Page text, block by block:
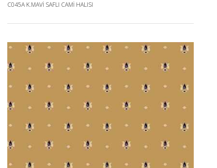
C045A K.MAVI SAFLI CAMI HALISI